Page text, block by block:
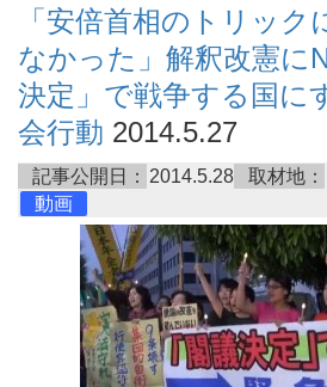
「安倍首相のトリック
なかった」解釈改憲に
決定」で戦争する国に
会行動 2014.5.27
記事公開日： 2014.5.28 取材地：
動画